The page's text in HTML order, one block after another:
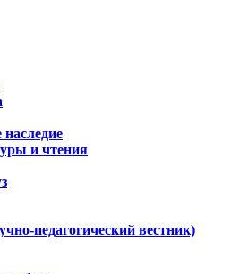
и чтения
педагогический вестник)